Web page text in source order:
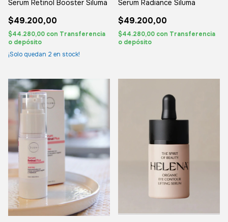
Serum Retinol Booster Siluma
$49.200,00
$44.280,00 con Transferencia
o depósito
¡Solo quedan 2 en stock!
Serum Radiance Siluma
$49.200,00
$44.280,00 con Transferencia
o depósito